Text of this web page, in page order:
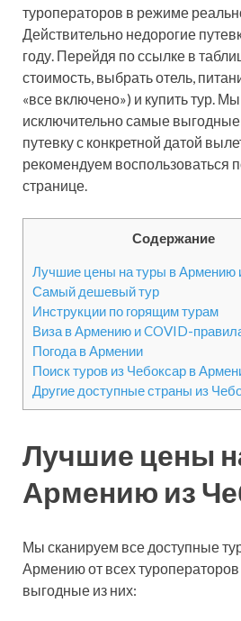
туроператоров в режиме
Действительно недорогие
году. Перейдя по ссылке в
стоимость, выбрать отель,
«все включено») и купить тур.
исключительно самые
путевку с конкретной датой
рекомендуем воспользоваться
странице.
Содержание
Лучшие цены на туры в Армению
Самый дешевый тур
Инструкции по горящим турам
Виза в Армению и COVID-
Погода в Армении
Поиск туров из Чебоксар в
Другие доступные страны из
Лучшие цены
Армению из
Мы сканируем все доступные
Армению от всех
выгодные из них: